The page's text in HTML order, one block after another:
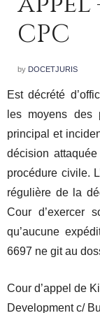
CPC
by DOCETJURIS
Est décrété
les moyens des
principal et
décision
procédure civile.
régulière de la
Cour d’exercer
qu’aucune
6697 ne git au
Cour d’appel de
Development c/